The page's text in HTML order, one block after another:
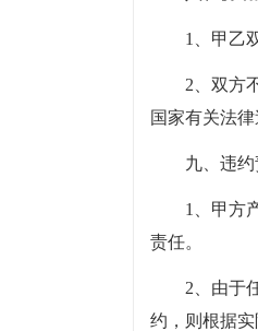
1、甲乙
2、双方
国家有关法
九、违
1、甲方
责任。
2、由于
约，则根据实